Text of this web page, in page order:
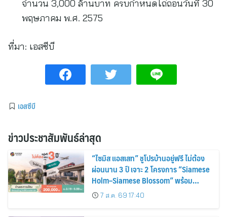
จำนวน 3,000 ล้านบาท ครบกำหนดไถ่ถอนวันที่ 30
พฤษภาคม พ.ศ. 2575
ที่มา: เอสซีบี
เอสซีบี
ข่าวประชาสัมพันธ์ล่าสุด
“ไซมิส แอสเสท” ชูโปรบ้านอยู่ฟรี ไม่ต้อง
ผ่อนนาน 3 ปี เจาะ 2 โครงการ “Siamese
Holm–Siamese Blossom” พร้อม
ส่วนลดและสิทธิพิเศษถึง 31 สิงหาคม
2569
7 ส.ค. 69 17:40